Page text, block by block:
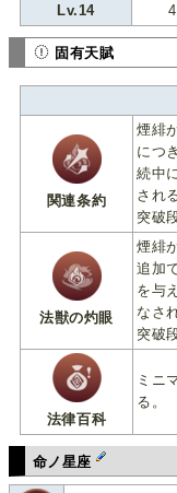
Lv.14
固有天賦
関連条約
煙緋
につき
続中
され
突破
法獣の灼眼
煙緋
追加
を与
なさ
突破
法律百科
ミニ
る。
命ノ星座